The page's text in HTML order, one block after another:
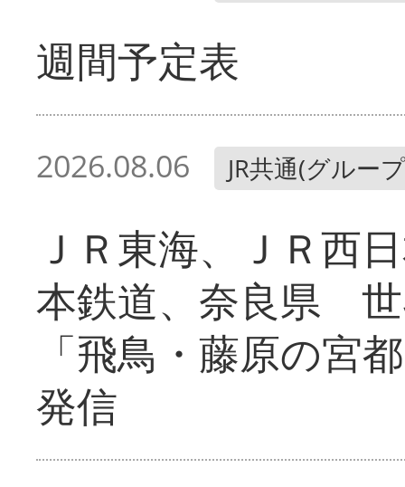
週間予定表
2026.08.06 JR共通(グルー
ＪＲ東海、ＪＲ西
本鉄道、奈良県
「飛鳥・藤原の宮
発信